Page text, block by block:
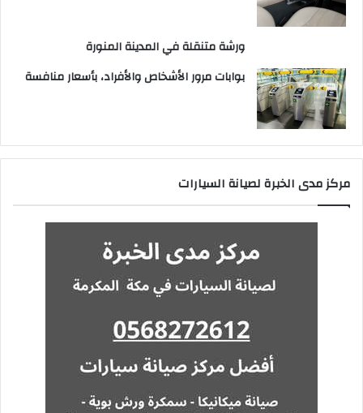
ورشة متنقلة في المدينة المنورة
بوابات مرور الأشخاص والأفراد، بأسعار منافسة
مركز مدى الخبرة لصيانة السيارات